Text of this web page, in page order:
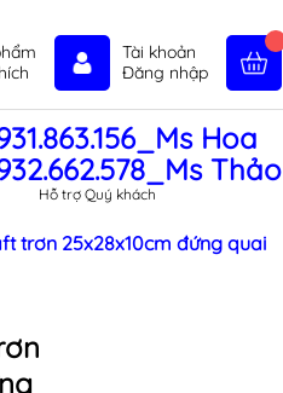
Tài khoản
Đăng nhập
tức Liên hệ Chính sách
Hoa
Thảo
Hỗ trợ Quý khách
trơn 25x28x10cm đứng quai